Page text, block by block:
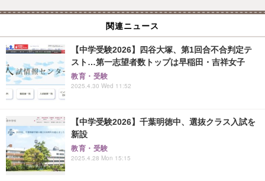
関連ニュース
【中学受験2026】四谷大塚、第1回合不合判定テ
スト…第一志望者数トップは早稲田・吉祥女子
教育・受験
2025.4.30 Wed 11:52
【中学受験2026】千葉明徳中、選抜クラス入試を
新設
教育・受験
2025.4.28 Mon 15:15